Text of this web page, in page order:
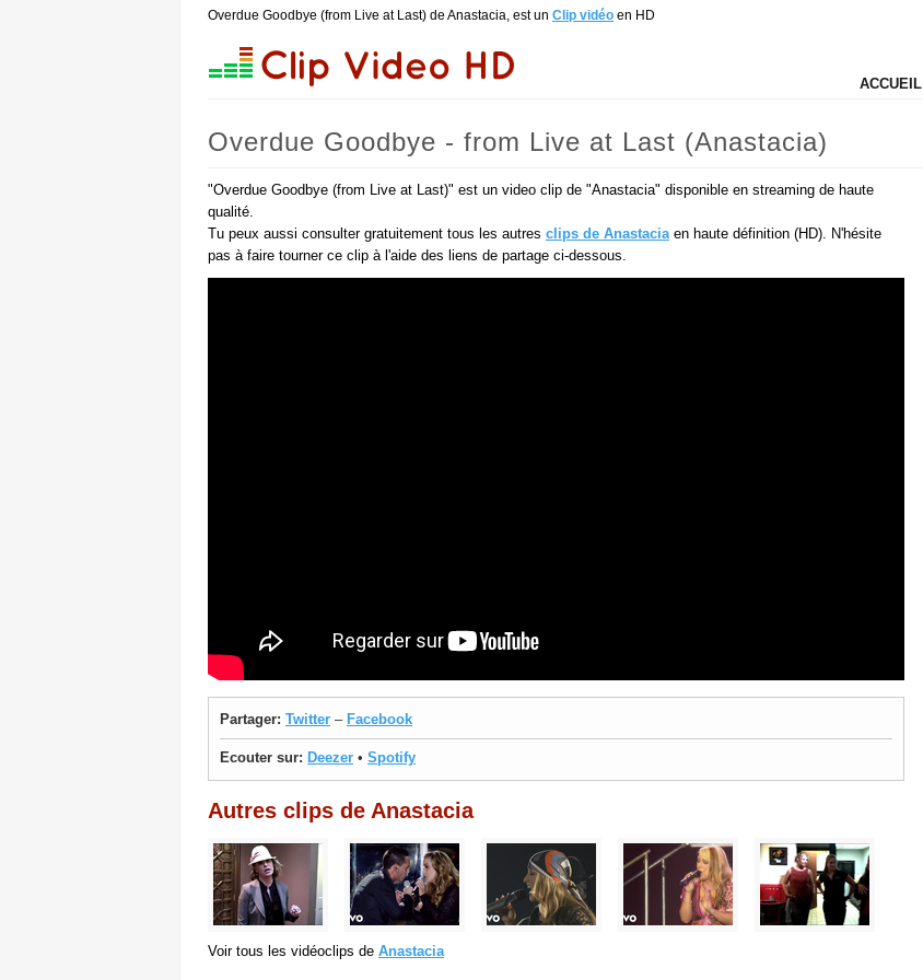
Overdue Goodbye (from Live at Last) de Anastacia, est un Clip vidéo en HD
ACCUEIL
Overdue Goodbye - from Live at Last (Anastacia)
"Overdue Goodbye (from Live at Last)" est un video clip de "Anastacia" disponible en streaming de haute
qualité.
Tu peux aussi consulter gratuitement tous les autres clips de Anastaciaen haute définition (HD). N'hésite
pas à faire tourner ce clip à l'aide des liens de partage ci-dessous.
Partager: Twitter – Facebook
Ecouter sur: Deezer • Spotify
Autres clips de Anastacia
Voir tous les vidéoclips de Anastacia